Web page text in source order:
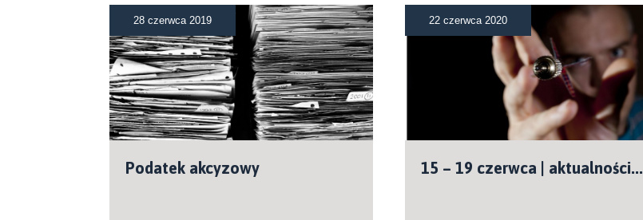
28 czerwca 2019
Podatek akcyzowy
22 czerwca 2020
15 – 19 czerwca | aktualności...